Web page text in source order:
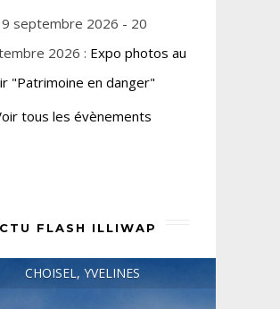
septembre 2026 - 20
2026 : Expo photos au
"Patrimoine en danger"
tous les évènements
FLASH ILLIWAP
CHOISEL, YVELINES